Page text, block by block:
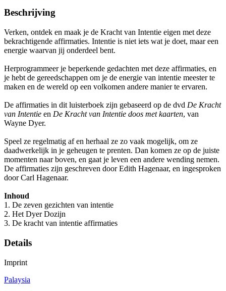
Beschrijving
Verken, ontdek en maak je de Kracht van Intentie eigen met deze
bekrachtigende affirmaties. Intentie is niet iets wat je doet, maar een
energie waarvan jij onderdeel bent.
Herprogrammeer je beperkende gedachten met deze affirmaties, en
je hebt de gereedschappen om je de energie van intentie meester te
maken en de wereld op een volkomen andere manier te ervaren.
De affirmaties in dit luisterboek zijn gebaseerd op de dvd De Kracht
van Intentie en De Kracht van Intentie doos met kaarten, van
Wayne Dyer.
Speel ze regelmatig af en herhaal ze zo vaak mogelijk, om ze
daadwerkelijk in je geheugen te prenten. Dan komen ze op de juiste
momenten naar boven, en gaat je leven een andere wending nemen.
De affirmaties zijn geschreven door Edith Hagenaar, en ingesproken
door Carl Hagenaar.
Inhoud
1. De zeven gezichten van intentie
2. Het Dyer Dozijn
3. De kracht van intentie affirmaties
Details
Imprint
Palaysia